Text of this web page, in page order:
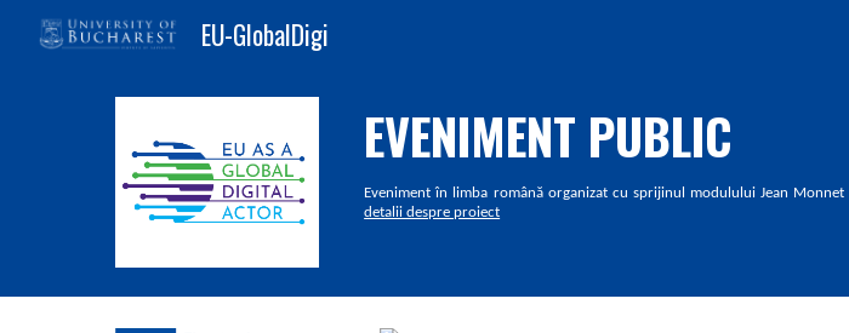
EU-GlobalDigi
EVENIMENT PUBLIC
Eveniment în limba română organizat cu sprijinul modulului Jean Monnet
detalii despre proiect